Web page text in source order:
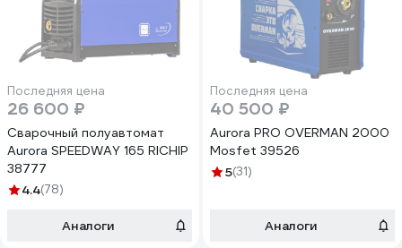
Последняя цена
26 600 ₽
Сварочный полуавтомат
Aurora SPEEDWAY 165 RICHIP
38777
4.4(78)
Аналоги
Последняя цена
40 500 ₽
Aurora PRO OVERMAN 2000
Mosfet 39526
5(31)
Аналоги